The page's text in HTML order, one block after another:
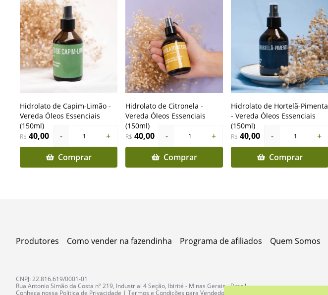
Hidrolato de Capim-Limão -
Vereda Óleos Essenciais
(150ml)
R$ 40,00 - 1
+
Comprar
Hidrolato de Citronela -
Vereda Óleos Essenciais
(150ml)
R$ 40,00 - 1
+
Comprar
Hidrolato de Hortelã-Pimenta
- Vereda Óleos Essenciais
(150ml)
R$ 40,00 - 1
+
Comprar
Produtores Como vender na fazendinha Programa de afiliados Quem Somos
CNPJ: 22.816.619/0001-01
Rua Antonio Simão da Costa nº 219, Industrial 4 Seção, Ibirité - Minas Gerais - Brasil.
Conheça nossa Política de Privacidade | Termos e Condições para Vendedores